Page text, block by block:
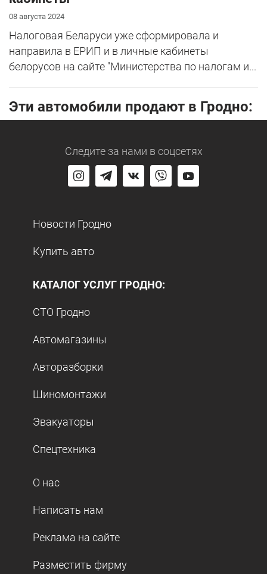
08 августа 2024
Налоговая Беларуси уже сформировала и
направила в ЕРИП и в личные кабинеты
белорусов на сайте "Министерства по налогам и...
Эти автомобили продают в Гродно:
Следите за нами в соцсетях
Новости Гродно
Купить авто
КАТАЛОГ УСЛУГ ГРОДНО:
СТО Гродно
Автомагазины
Авторазборки
Шиномонтажи
Эвакуаторы
Спецтехника
О нас
Написать нам
Реклама на сайте
Разместить фирму